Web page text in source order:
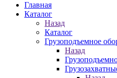
Главная
Каталог
Назад
Каталог
Грузоподъемное
Назад